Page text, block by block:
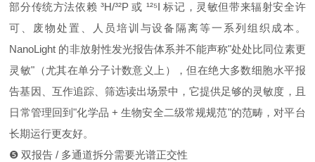
部分传统方法依赖 ³H/³²P 或 ¹²⁵I 标记，灵敏但带来辐射安全许
可、废物处置、人员培训与设备隔离等一系列组织成本。
NanoLight 的非放射性发光报告体系并不能声称"处处比同位素更
灵敏"（尤其在单分子计数意义上），但在绝大多数细胞水平报
告基因、互作追踪、筛选读出场景中，它提供足够的灵敏度，且
日常管理回到"化学品 + 生物安全二级常规规范"的范畴，对平台
长期运行更友好。
❺ 双报告 / 多通道拆分需要光谱正交性